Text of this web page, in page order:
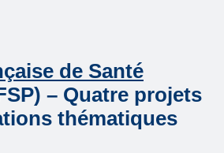
de Santé
– Quatre projets
thématiques